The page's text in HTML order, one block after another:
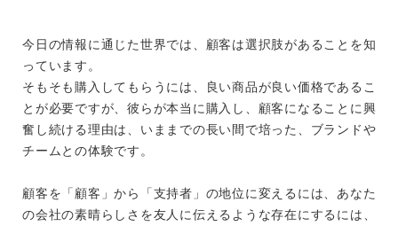
今日の情報に通じた世界では、顧客は選択肢があることを知
っています。
そもそも購入してもらうには、良い商品が良い価格であるこ
とが必要ですが、彼らが本当に購入し、顧客になることに興
奮し続ける理由は、いままでの長い間で培った、ブランドや
チームとの体験です。
顧客を「顧客」から「支持者」の地位に変えるには、あなた
の会社の素晴らしさを友人に伝えるような存在にするには、